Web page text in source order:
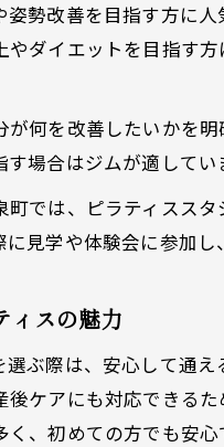
ジム
パ
ピ
ピ
話
通
ジ
勢改善を目指す方に
ダイエットを目指す
何を改善したいかを
場合はジムが適して
では、ピラティスス
見学や体験会に参加
ィスの魅力
ぶ際は、安心して通
ケアにも対応できる
、初めての方でも安心